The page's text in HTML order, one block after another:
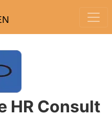
HR Consult